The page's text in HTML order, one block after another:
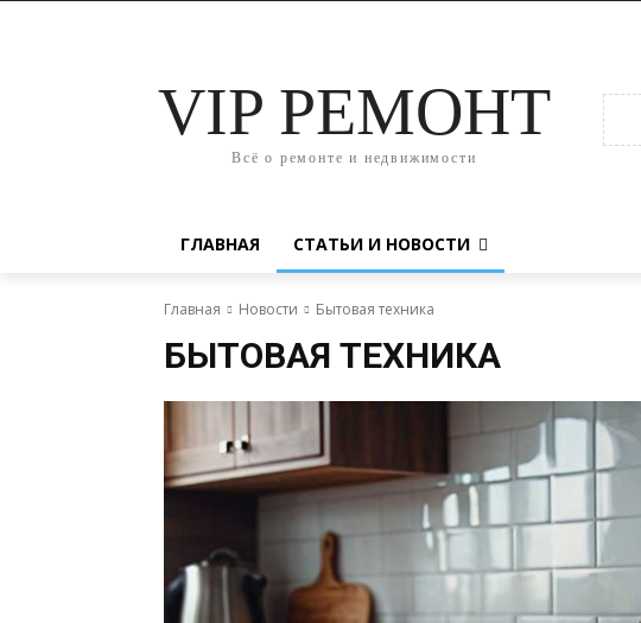
VIP РЕМОНТ
Всё о ремонте и недвижимости
ГЛАВНАЯ СТАТЬИ И НОВОСТИ
Главная Новости Бытовая техника
БЫТОВАЯ ТЕХНИКА